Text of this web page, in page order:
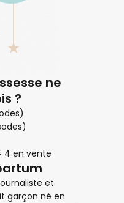
ne
?
4 en vente
et
garçon né en